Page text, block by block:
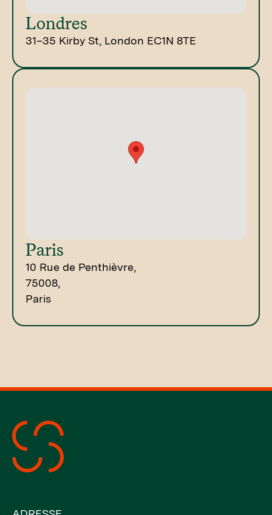
Londres
31–35 Kirby St, London EC1N 8TE
Paris
10 Rue de Penthièvre,
75008,
Paris